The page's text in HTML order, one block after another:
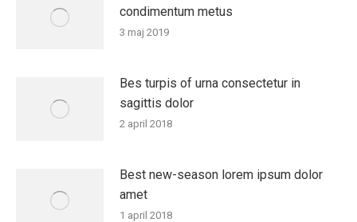
condimentum metus
3 maj 2019
Bes turpis of urna consectetur in
sagittis dolor
2 april 2018
Best new-season lorem ipsum dolor
amet
1 april 2018